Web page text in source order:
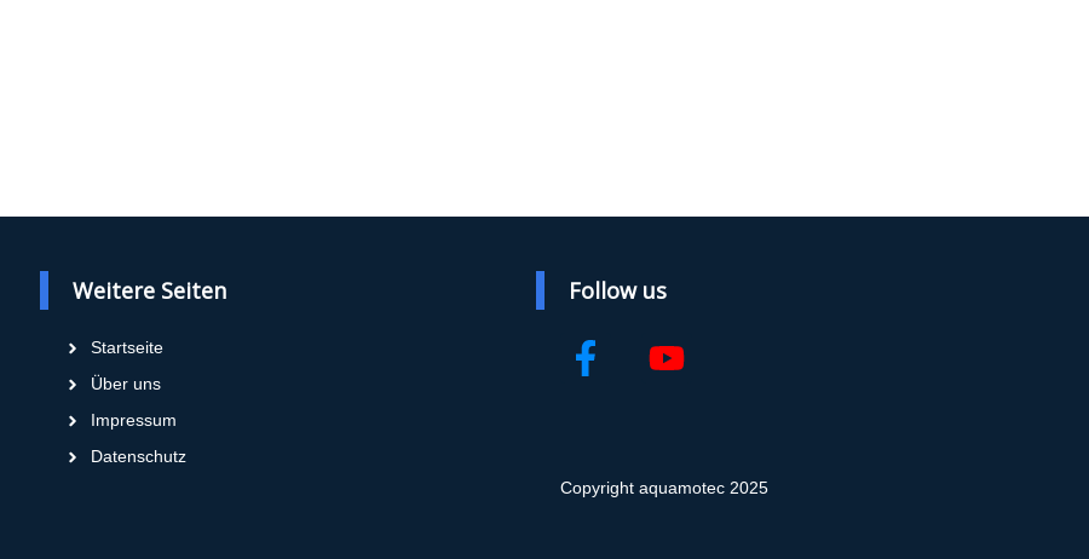
Weitere Seiten
Startseite
Über uns
Impressum
Datenschutz
Follow us
Copyright aquamotec 2025